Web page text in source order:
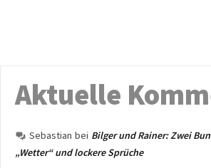
Aktuelle
Sebastian bei Bilger und Rainer: Zwei
„Wetter“ und lockere Sprüche